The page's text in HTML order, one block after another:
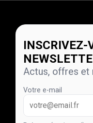
INSCRIVEZ-
Actus, offres et
Votre e-mail